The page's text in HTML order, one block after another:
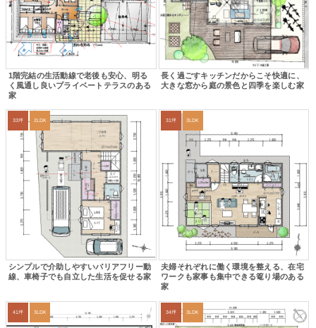
1階完結の生活動線で老後も安心、明る
く風通し良いプライベートテラスのある
家
長く過ごすキッチンだからこそ快適に、
大きな窓から庭の景色と四季を楽しむ家
33坪 2LDK
シンプルで介助しやすいバリアフリー動
線、車椅子でも自立した生活を促せる家
31坪 3LDK
夫婦それぞれに働く環境を整える、在宅
ワークも家事も集中できる篭り場のある
家
41坪 3LDK 34坪 3LDK